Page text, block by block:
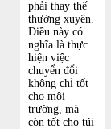
phải thay thế
thường xuyên.
Điều này có
nghĩa là thực
hiện việc
chuyển đổi
không chỉ tốt
cho môi
trường, mà
còn tốt cho túi